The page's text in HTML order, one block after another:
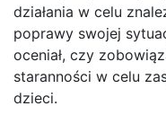
działania w celu
poprawy swojej
oceniał, czy
staranności w celu
dzieci.